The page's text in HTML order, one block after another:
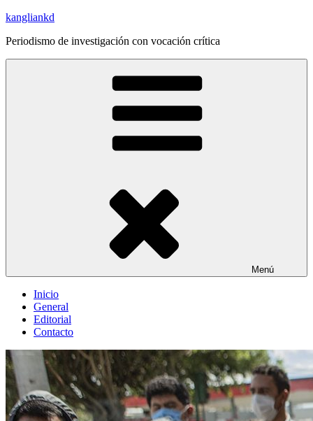
Saltar
contenido
kangliankd
Periodismo de investigación con vocación crítica
Menú
Inicio
General
Editorial
Contacto